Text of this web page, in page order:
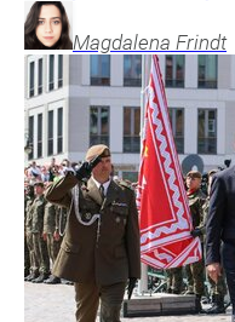
Magdalena Frindt